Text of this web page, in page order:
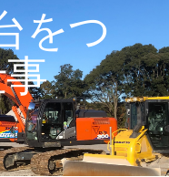
をつ